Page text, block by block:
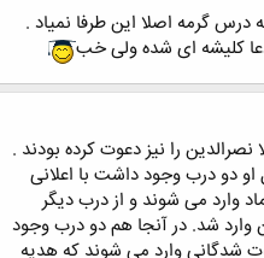
گرمه اصلا این طرفا نمیاد .
کلیشه ای شده ولی خب
را نیز دعوت کرده بودند .
دو درب وجود داشت با اعلانی
وارد می شوند و از درب دیگر
شد. در آنجا هم دو درب وجود
شدگانی وارد می شوند که هدیه